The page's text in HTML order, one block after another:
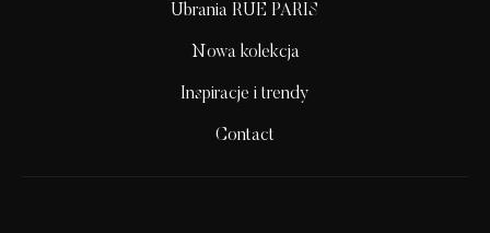
Ubrania RUE PARIS
Nowa kolekcja
Inspiracje i trendy
Contact